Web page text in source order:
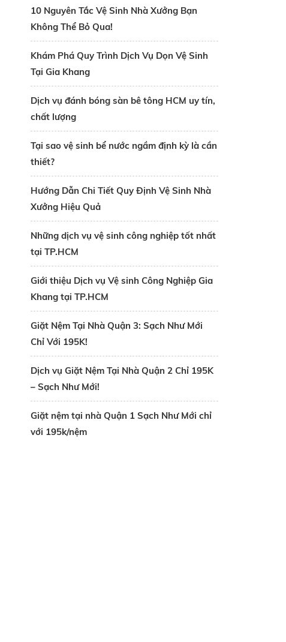
10 Nguyên Tắc Vệ Sinh Nhà Xưởng Bạn
Không Thể Bỏ Qua!
Khám Phá Quy Trình Dịch Vụ Dọn Vệ Sinh
Tại Gia Khang
Dịch vụ đánh bóng sàn bê tông HCM uy tín,
chất lượng
Tại sao vệ sinh bể nước ngầm định kỳ là cần
thiết?
Hướng Dẫn Chi Tiết Quy Định Vệ Sinh Nhà
Xưởng Hiệu Quả
Những dịch vụ vệ sinh công nghiệp tốt nhất
tại TP.HCM
Giới thiệu Dịch vụ Vệ sinh Công Nghiệp Gia
Khang tại TP.HCM
Giặt Nệm Tại Nhà Quận 3: Sạch Như Mới
Chỉ Với 195K!
Dịch vụ Giặt Nệm Tại Nhà Quận 2 Chỉ 195K
– Sạch Như Mới!
Giặt nệm tại nhà Quận 1 Sạch Như Mới chỉ
với 195k/nệm